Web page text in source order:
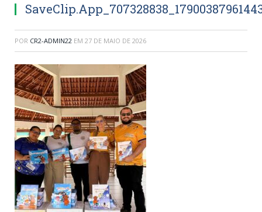
POR CR2-ADMIN22 EM 27 DE MAIO DE 2026